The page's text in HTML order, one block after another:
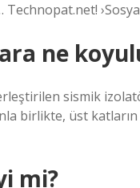
ne
sismik
birlikte, üst
mi?